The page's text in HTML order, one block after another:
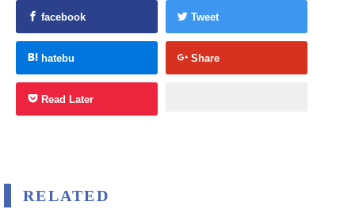
facebook Tweet
hatebu Share
Read Later
RELATED